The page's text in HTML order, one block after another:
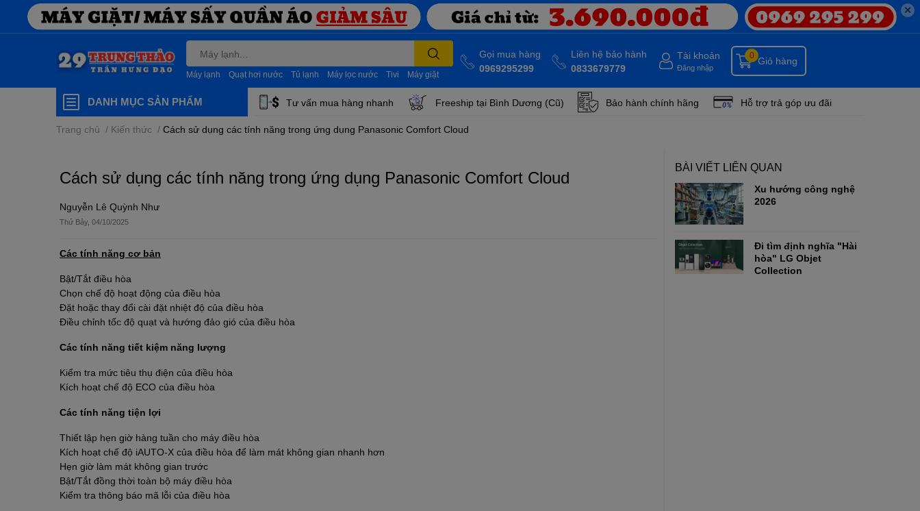
✕
Máy lạnh Quạt hơi nước Tủ lạnh Máy lọc nước Tivi Máy giặt
Gọi mua hàng
0969295299
Liên hệ bảo hành
0833679779
Tài khoản
Đăng nhập
Giỏ hàng
0
DANH MỤC SẢN PHẨM Tư vấn mua hàng nhanh Freeship tại Bình Dương (Cũ) Bảo hành chính hãng Hỗ trợ trả góp ưu đãi
Trang chủ / Kiến thức / Cách sử dụng các tính năng trong ứng dụng Panasonic Comfort Cloud
Cách sử dụng các tính năng trong ứng dụng Panasonic Comfort Cloud
Nguyễn Lê Quỳnh Như
Thứ Bảy, 04/10/2025
Các tính năng cơ bản
Bật/Tắt điều hòa
Chọn chế độ hoạt động của điều hòa
Đặt hoặc thay đổi cài đặt nhiệt độ của điều hòa
Điều chỉnh tốc độ quạt và hướng đảo gió của điều hòa
Các tính năng tiết kiệm năng lượng
Kiểm tra mức tiêu thụ điện của điều hòa
Kích hoạt chế độ ECO của điều hòa
Các tính năng tiện lợi
Thiết lập hẹn giờ hàng tuần cho máy điều hòa
Kích hoạt chế độ iAUTO-X của điều hòa để làm mát không gian nhanh hơn
Hẹn giờ làm mát không gian trước
Bật/Tắt đồng thời toàn bộ máy điều hòa
Kiểm tra thông báo mã lỗi của điều hòa
BÀI VIẾT LIÊN QUAN
Xu hướng công nghệ
2026
Đi tìm định nghĩa "Hài
hòa" LG Objet
Collection